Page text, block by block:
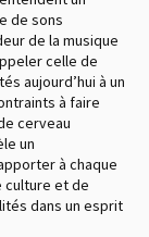
de sons
de la musique
celle de
aujourd’hui à un
à faire
cerveau
un
à chaque
culture et de
dans un esprit